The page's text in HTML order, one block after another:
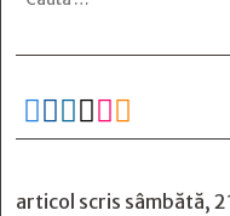
     
articol scris sâmbătă,